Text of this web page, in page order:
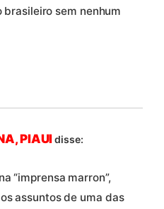
brasileiro sem nenhum
PIAUIdisse:
“imprensa marron”,
assuntos de uma das